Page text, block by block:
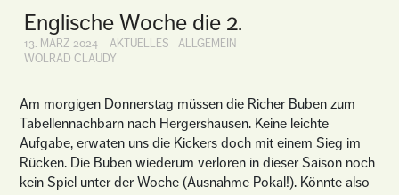
Englische Woche die 2.
13. MÄRZ 2024 AKTUELLES
ALLGEMEIN
WOLRAD CLAUDY
Am morgigen Donnerstag müssen die Richer Buben zum
Tabellennachbarn nach Hergershausen. Keine leichte
Aufgabe, erwaten uns die Kickers doch mit einem Sieg im
Rücken. Die Buben wiederum verloren in dieser Saison noch
kein Spiel unter der Woche (Ausnahme Pokal!). Könnte also